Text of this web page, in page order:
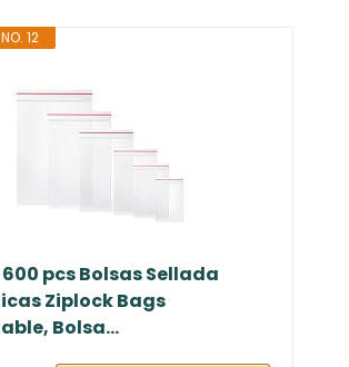
12
pcs Bolsas Sellada
Ziplock Bags
Bolsa...